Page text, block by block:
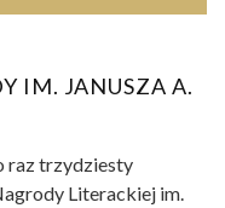
IM. JANUSZA A.
raz trzydziesty
Literackiej im.